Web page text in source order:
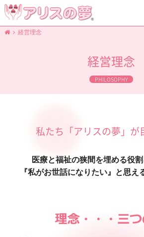
経営理念
経営理念
PHILOSOPHY
私たち「アリスの夢」が
医療と福祉の狭間を埋める役
『私がお世話になりたい』と思え